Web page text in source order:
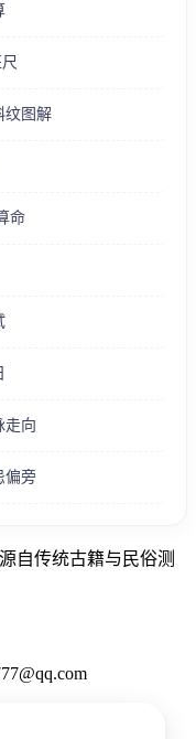
纹图解
命
走向
偏旁
自传统古籍与民俗测